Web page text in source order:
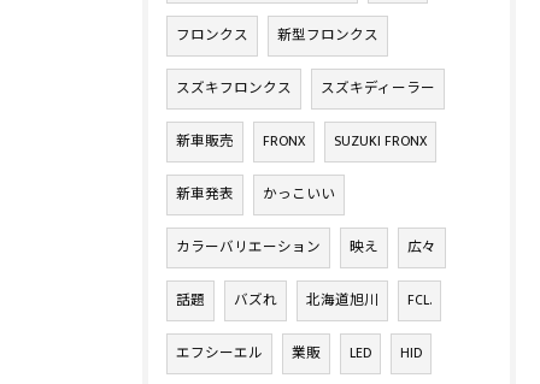
フロンクス 新型フロンクス
スズキフロンクス スズキディーラー
新車販売 FRONX SUZUKI FRONX
新車発表 かっこいい
カラーバリエーション 映え 広々
話題 バズれ 北海道旭川 FCL.
エフシーエル 業販 LED HID